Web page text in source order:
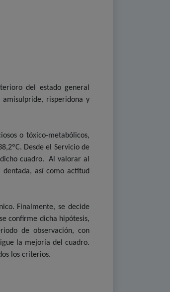
del estado general
risperidona y
o tóxico-metabólicos,
Desde el Servicio de
cuadro. Al valorar al
así como actitud
Finalmente, se decide
confirme dicha hipótesis,
de observación, con
la mejoría del cuadro.
los criterios.